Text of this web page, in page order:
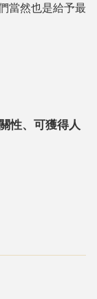
當然也是給予最
性、可獲得人